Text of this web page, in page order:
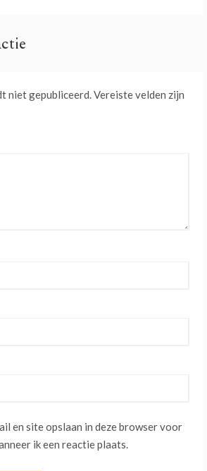
niet gepubliceerd.Vereiste velden zijn
en site opslaan in deze browser voor
ik een reactie plaats.